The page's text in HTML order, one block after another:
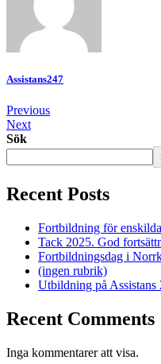
Assistans247
Previous
Next
Sök
Recent Posts
Fortbildning för
Tack 2025. God
Fortbildningsdag i
(ingen rubrik)
Utbildning på Assistans
Recent Comments
Inga kommentarer att visa.